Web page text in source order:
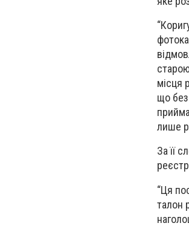
місця
що
лише
За її
“Ця
талон